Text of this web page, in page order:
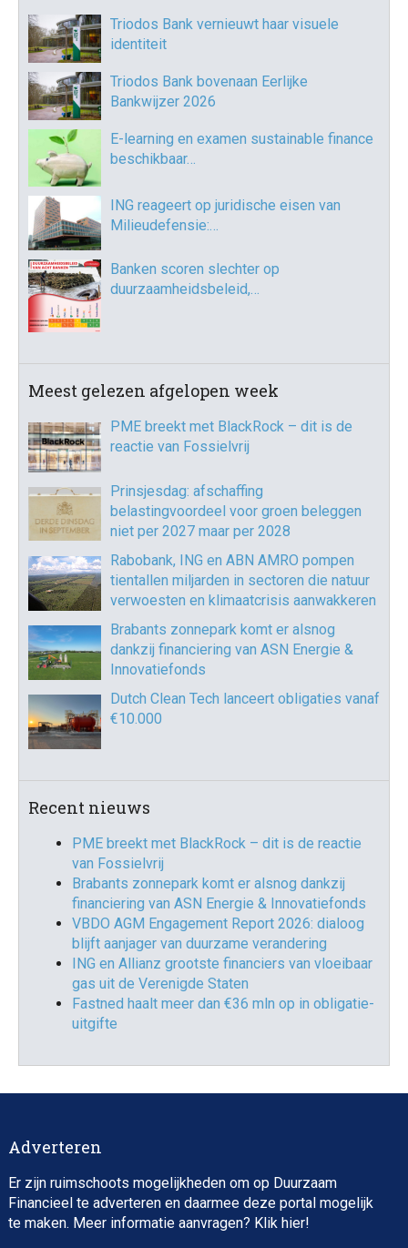
Triodos Bank vernieuwt haar visuele
identiteit
Triodos Bank bovenaan Eerlijke
Bankwijzer 2026
E-learning en examen sustainable finance
beschikbaar…
ING reageert op juridische eisen van
Milieudefensie:…
Banken scoren slechter op
duurzaamheidsbeleid,…
Meest gelezen afgelopen week
PME breekt met BlackRock – dit is de
reactie van Fossielvrij
Prinsjesdag: afschaffing
belastingvoordeel voor groen beleggen
niet per 2027 maar per 2028
Rabobank, ING en ABN AMRO pompen
tientallen miljarden in sectoren die natuur
verwoesten en klimaatcrisis aanwakkeren
Brabants zonnepark komt er alsnog
dankzij financiering van ASN Energie &
Innovatiefonds
Dutch Clean Tech lanceert obligaties vanaf
€10.000
Recent nieuws
PME breekt met BlackRock – dit is de reactie
van Fossielvrij
Brabants zonnepark komt er alsnog dankzij
financiering van ASN Energie & Innovatiefonds
VBDO AGM Engagement Report 2026: dialoog
blijft aanjager van duurzame verandering
ING en Allianz grootste financiers van vloeibaar
gas uit de Verenigde Staten
Fastned haalt meer dan €36 mln op in obligatie-
uitgifte
Adverteren
Er zijn ruimschoots mogelijkheden om op Duurzaam
Financieel te adverteren en daarmee deze portal mogelijk
te maken. Meer informatie aanvragen? Klik hier!